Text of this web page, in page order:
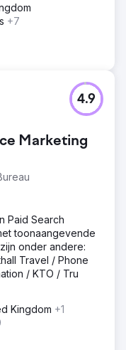
+7
Marketing
4.9
Paid Search
toonaangevende
onder andere:
Travel / Phone
/ KTO / Tru
Kingdom +1